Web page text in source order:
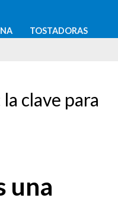
TOSTADORAS
clave para
una